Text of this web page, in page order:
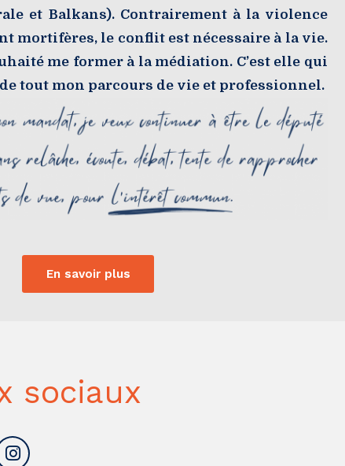
et Balkans). Contrairement à la violence
mortifères, le conflit est nécessaire à la vie.
me former à la médiation. C’est elle qui
tout mon parcours de vie et professionnel.
En savoir plus
sociaux